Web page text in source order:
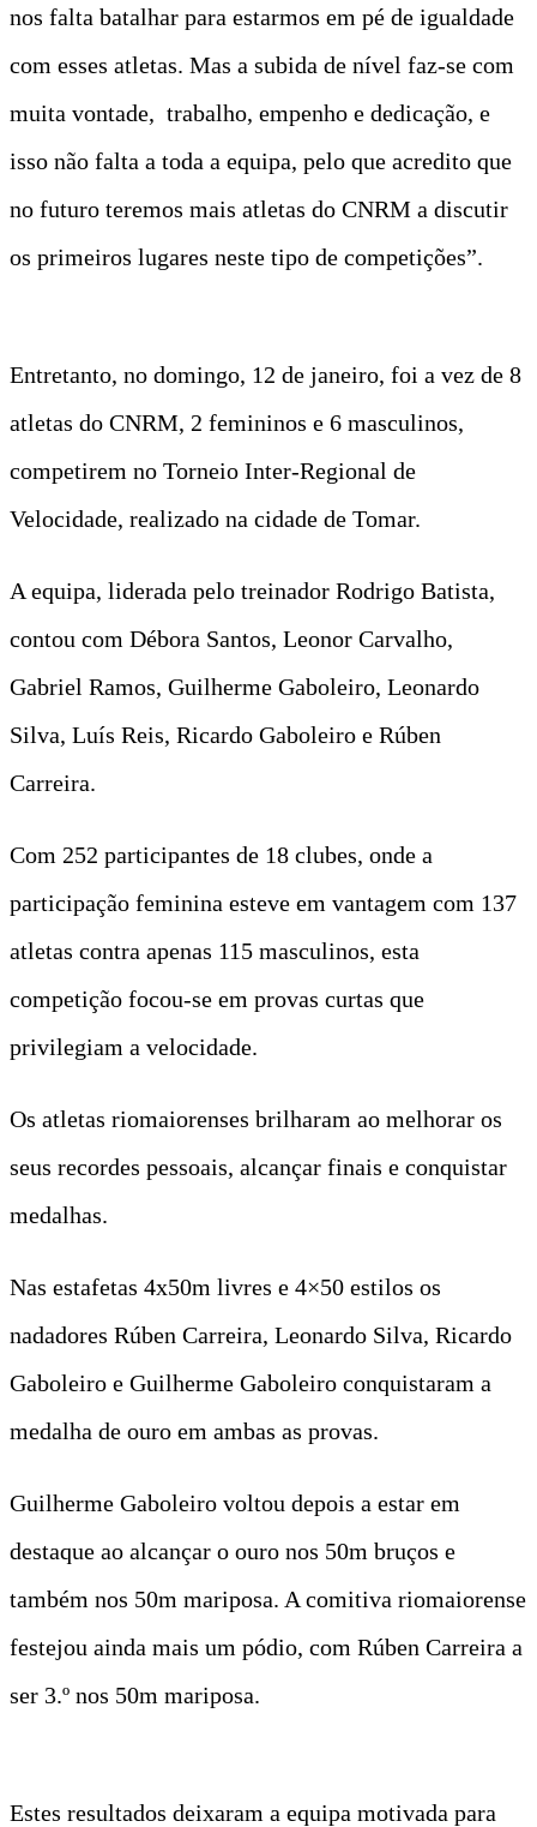
nos falta batalhar para estarmos em pé de igualdade
com esses atletas. Mas a subida de nível faz-se com
muita vontade, trabalho, empenho e dedicação, e
isso não falta a toda a equipa, pelo que acredito que
no futuro teremos mais atletas do CNRM a discutir
os primeiros lugares neste tipo de competições”.
Entretanto, no domingo, 12 de janeiro, foi a vez de 8
atletas do CNRM, 2 femininos e 6 masculinos,
competirem no Torneio Inter-Regional de
Velocidade, realizado na cidade de Tomar.
A equipa, liderada pelo treinador Rodrigo Batista,
contou com Débora Santos, Leonor Carvalho,
Gabriel Ramos, Guilherme Gaboleiro, Leonardo
Silva, Luís Reis, Ricardo Gaboleiro e Rúben
Carreira.
Com 252 participantes de 18 clubes, onde a
participação feminina esteve em vantagem com 137
atletas contra apenas 115 masculinos, esta
competição focou-se em provas curtas que
privilegiam a velocidade.
Os atletas riomaiorenses brilharam ao melhorar os
seus recordes pessoais, alcançar finais e conquistar
medalhas.
Nas estafetas 4x50m livres e 4×50 estilos os
nadadores Rúben Carreira, Leonardo Silva, Ricardo
Gaboleiro e Guilherme Gaboleiro conquistaram a
medalha de ouro em ambas as provas.
Guilherme Gaboleiro voltou depois a estar em
destaque ao alcançar o ouro nos 50m bruços e
também nos 50m mariposa. A comitiva riomaiorense
festejou ainda mais um pódio, com Rúben Carreira a
ser 3.º nos 50m mariposa.
Estes resultados deixaram a equipa motivada para